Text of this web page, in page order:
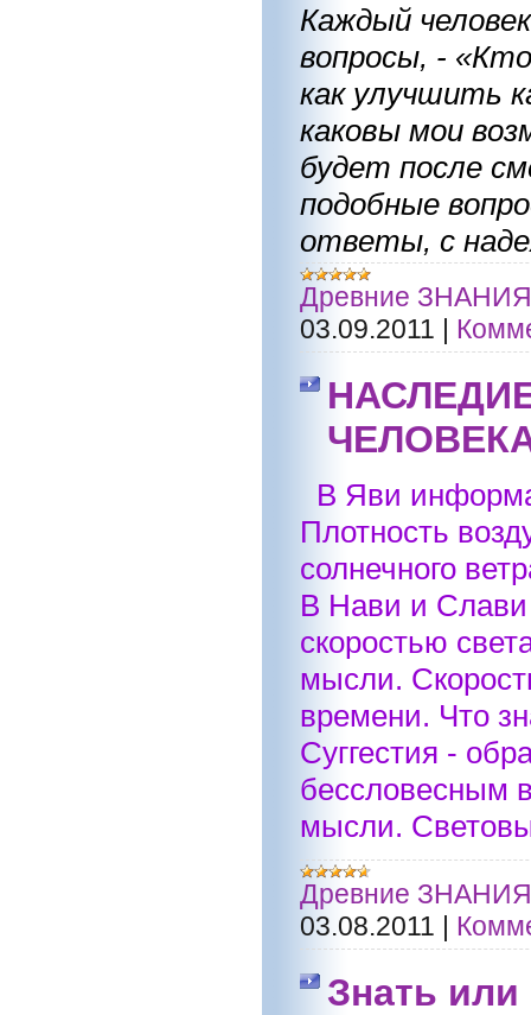
Каждый
вопросы, -
как улучшить
каковы мои
будет после
подобные
ответы, с
Древние ЗНАНИЯ
03.09.2011 |
В Яви
Плотность
солнечного
В Нави и Слави
скоростью
мысли.
времени. Что
Суггестия -
бессловесным
мысли.
Древние ЗНАНИЯ
03.08.2011
Знать или